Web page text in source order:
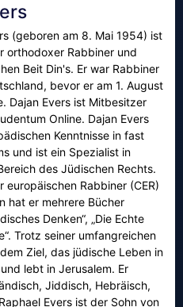
(geboren am 8. Mai 1954) ist
orthodoxer Rabbiner und
Beit Din's. Er war Rabbiner
bevor er am 1. August
Dajan Evers ist Mitbesitzer
Online. Dajan Evers
Kenntnisse in fast
und ist ein Spezialist in
des Jüdischen Rechts.
Rabbiner (CER)
hat er mehrere Bücher
Denken“, „Die Echte
Trotz seiner umfangreichen
Ziel, das jüdische Leben in
lebt in Jerusalem. Er
Jiddisch, Hebräisch,
Evers ist der Sohn von